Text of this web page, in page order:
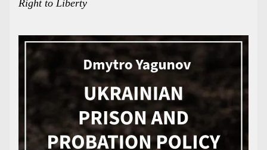
Right to Liberty